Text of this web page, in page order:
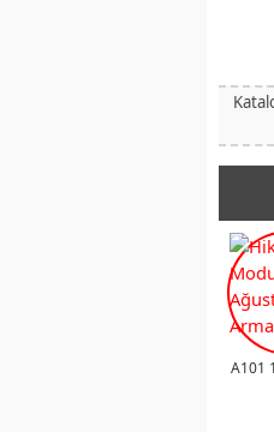
A101